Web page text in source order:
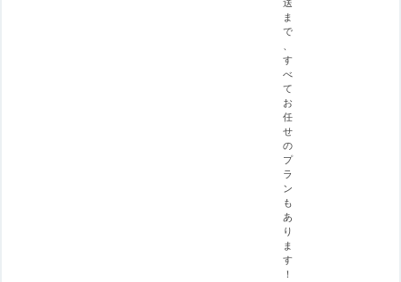
ま
で
、
す
べ
て
お
任
せ
の
プ
ラ
ン
も
あ
り
ま
す
！